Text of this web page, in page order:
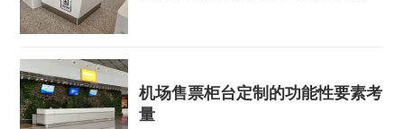
机场售票柜台定制的功能性要素考
量